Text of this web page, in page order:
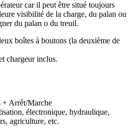
car il peut être situé toujours
visibilité de la charge, du palan ou
du palan o du treuil.
boîtes à boutons (la deuxième de
chargeur inclus.
+ Arrêt/Marche
électronique, hydraulique,
agriculture, etc.